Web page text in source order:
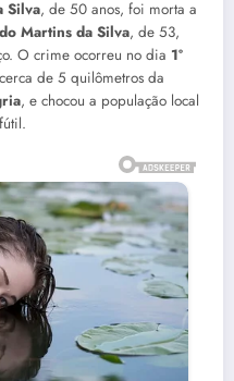
Silva, de 50 anos, foi morta a
Martins da Silva, de 53,
O crime ocorreu no dia 1º
de 5 quilômetros da
, e chocou a população local